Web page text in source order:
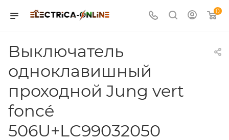
0
Выключатель
одноклавишный
проходной Jung vert
foncé
506U+LC99032050